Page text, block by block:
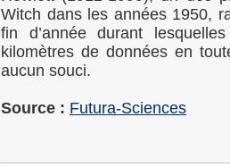
Witch dans les années 1950,
fin d’année durant
kilomètres de données en
aucun souci.
Source : Futura-Sciences